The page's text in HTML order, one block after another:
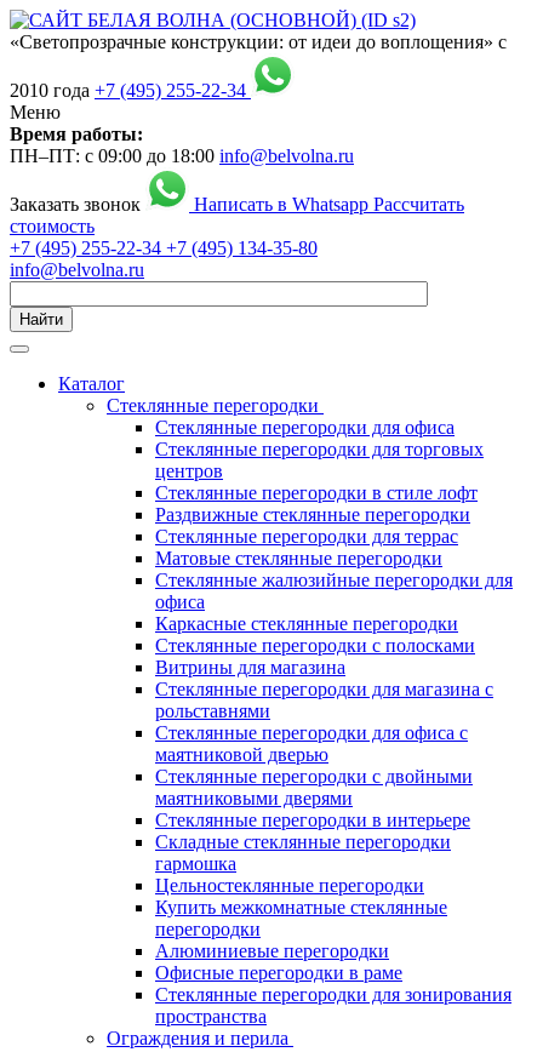
«Светопрозрачные конструкции: от идеи до воплощения» с
2010 года +7 (495) 255-22-34
Меню
Время работы:
ПН–ПТ: с 09:00 до 18:00 info@belvolna.ru
Заказать звонок Написать в Whatsapp Рассчитать
стоимость
+7 (495) 255-22-34 +7 (495) 134-35-80
info@belvolna.ru
Найти
Каталог
Cтеклянные перегородки
Стеклянные перегородки для офиса
Стеклянные перегородки для торговых
центров
Стеклянные перегородки в стиле лофт
Раздвижные стеклянные перегородки
Стеклянные перегородки для террас
Матовые стеклянные перегородки
Стеклянные жалюзийные перегородки для
офиса
Каркасные стеклянные перегородки
Стеклянные перегородки с полосками
Витрины для магазина
Стеклянные перегородки для магазина с
рольставнями
Стеклянные перегородки для офиса с
маятниковой дверью
Стеклянные перегородки с двойными
маятниковыми дверями
Стеклянные перегородки в интерьере
Складные стеклянные перегородки
гармошка
Цельностеклянные перегородки
Купить межкомнатные стеклянные
перегородки
Алюминиевые перегородки
Офисные перегородки в раме
Стеклянные перегородки для зонирования
пространства
Ограждения и перила